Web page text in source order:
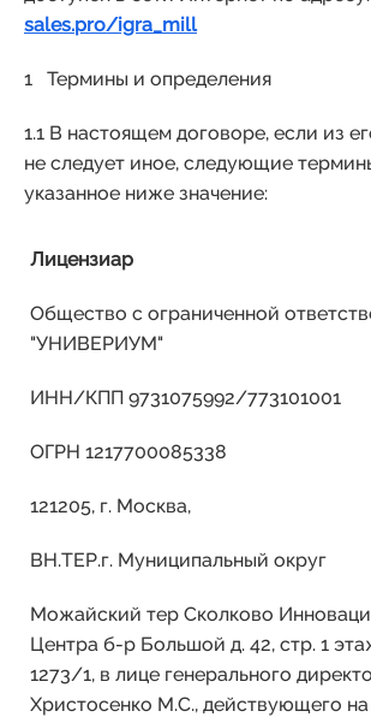
sales.pro/igra_mill
1 Термины и определения
1.1 В настоящем договоре, если из
не следует иное, следующие
указанное ниже значение:
Лицензиар
Общество с ограниченной
"УНИВЕРИУМ"
ИНН/КПП 9731075992/773101001
ОГРН 1217700085338
121205, г. Москва,
ВН.ТЕР.г. Муниципальный округ
Можайский тер Сколково
Центра б-р Большой д. 42, стр. 1
1273/1, в лице генерального
Христосенко М.С., действующего